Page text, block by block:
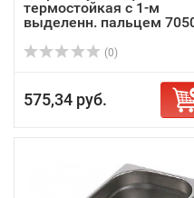
термостойкая с 1-м
выделенн. пальцем
(0)
575,34 руб.